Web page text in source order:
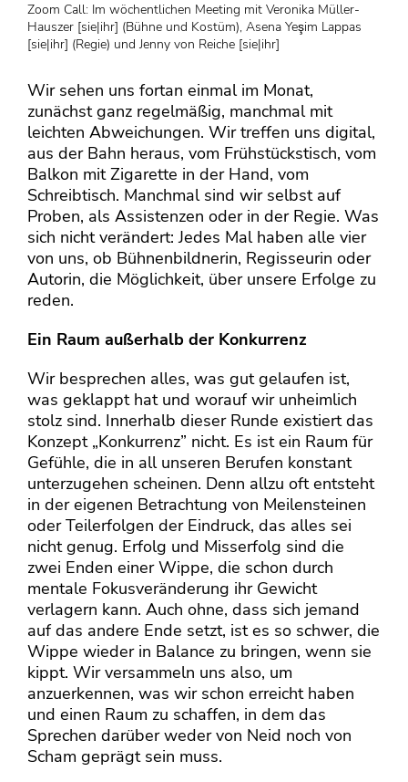
Zoom Call: Im wöchentlichen Meeting mit Veronika Müller-
Hauszer [sie|ihr] (Bühne und Kostüm), Asena Yeşim Lappas
[sie|ihr] (Regie) und Jenny von Reiche [sie|ihr]
Wir sehen uns fortan einmal im Monat,
zunächst ganz regelmäßig, manchmal mit
leichten Abweichungen. Wir treffen uns digital,
aus der Bahn heraus, vom Frühstückstisch, vom
Balkon mit Zigarette in der Hand, vom
Schreibtisch. Manchmal sind wir selbst auf
Proben, als Assistenzen oder in der Regie. Was
sich nicht verändert: Jedes Mal haben alle vier
von uns, ob Bühnenbildnerin, Regisseurin oder
Autorin, die Möglichkeit, über unsere Erfolge zu
reden.
Ein Raum außerhalb der Konkurrenz
Wir besprechen alles, was gut gelaufen ist,
was geklappt hat und worauf wir unheimlich
stolz sind. Innerhalb dieser Runde existiert das
Konzept „Konkurrenz” nicht. Es ist ein Raum für
Gefühle, die in all unseren Berufen konstant
unterzugehen scheinen. Denn allzu oft entsteht
in der eigenen Betrachtung von Meilensteinen
oder Teilerfolgen der Eindruck, das alles sei
nicht genug. Erfolg und Misserfolg sind die
zwei Enden einer Wippe, die schon durch
mentale Fokusveränderung ihr Gewicht
verlagern kann. Auch ohne, dass sich jemand
auf das andere Ende setzt, ist es so schwer, die
Wippe wieder in Balance zu bringen, wenn sie
kippt. Wir versammeln uns also, um
anzuerkennen, was wir schon erreicht haben
und einen Raum zu schaffen, in dem das
Sprechen darüber weder von Neid noch von
Scham geprägt sein muss.